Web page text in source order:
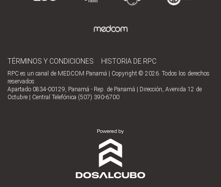
TÉRMINOS Y CONDICIONES HISTORIA DE RPC
RPC es un canal de MEDCOM Panamá | Copyright © 2026. Todos los derechos
reservados
Apartado 0834-00129, Panamá - Rep. de Panamá | Dirección, Avenida 12 de
Octubre | Central Telefónica (507) 390-6700